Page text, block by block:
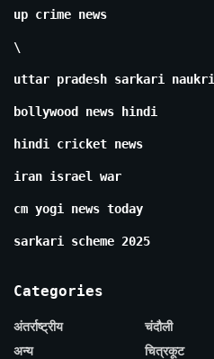
up crime news
\
uttar pradesh sarkari naukri
bollywood news hindi
hindi cricket news
iran israel war
cm yogi news today
sarkari scheme 2025
Categories
अंतर्राष्ट्रीय
अन्य
चंदौली
चित्रकूट